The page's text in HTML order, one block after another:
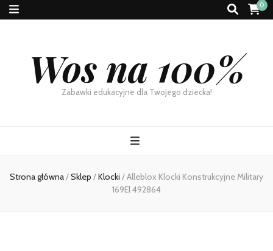
0
Wos na 100%
Zabawki edukacyjne dla Twojego dziecka!
Strona główna/Sklep /Klocki /Alleblox Klocki Konstrukcyjne Military
169El 492864